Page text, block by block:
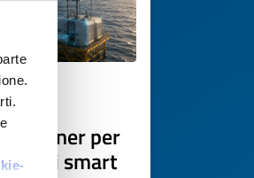
partner per
smart